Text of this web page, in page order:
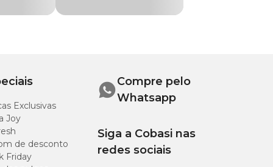
ser oferecida
g/kg
Exclusivas
Joy
de desconto
Friday
Compre pelo
Whatsapp
Siga a Cobasi nas
redes sociais